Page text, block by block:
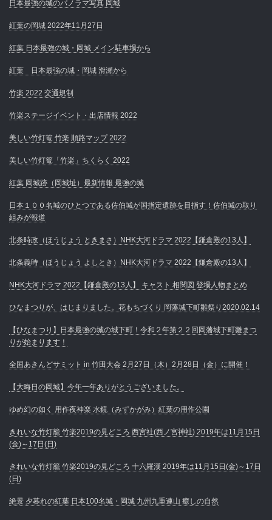
日本最強の城のパノラマ写真 岡城
紅葉の岡城 2022年11月27日
紅葉 日本最強の城・岡城 メイン駐車場から
紅葉 日本最強の城・岡城 滑瀬から
竹楽 2022 交通規制
竹楽ステージイベント・出店情報 2022
美しい竹灯篭 竹楽 順路マップ 2022
美しい竹灯篭「竹楽」ちくらく 2022
紅葉 岡城跡（岡城址）最新情報 最強の城
日本１００名城のひとつである佐伯城が国指定遺跡を目指す！佐伯城の取り
組みが報道
北条時政（ほうじょう ときまさ）NHK大河ドラマ 2022【鎌倉殿の13人】
北条義時（ほうじょう よしとき）NHK大河ドラマ 2022【鎌倉殿の13人】
NHK大河ドラマ 2022【鎌倉殿の13人】 キャスト 相関図 登場人物まとめ
ひなまつりが、はじまりました。花もちづくり 岡藩城下町雛祭り2020.02.14
【ひなまつり】日本最強の城の城下町！令和２年第２２回岡藩城下町雛まつ
りが始まります！
全国あきんどサミット in 竹田大会 2月27日（木）2月28日（金）に開催！
【大晦日の岡城】今年一年ありがとうございました。
ゆめ幻の如く 用作夜神楽 水鏡（みずかがみ）紅葉の用作公園
きれいな竹灯籠 竹楽2019の見どころ 西宮社(西ノ宮神社) 2019年は11月15日
(金)～17日(日)
きれいな竹灯籠 竹楽2019の見どころ 十六羅漢 2019年は11月15日(金)～17日
(日)
絶景 夕暮れの紅葉 日本100名城・岡城 九州九重連山 癒しの自然